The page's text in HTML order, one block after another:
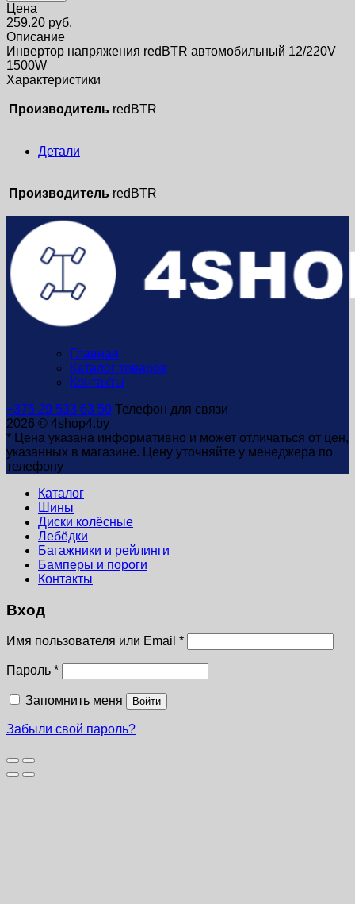
Цена
259.20 руб.
Описание
Инвертор напряжения redBTR автомобильный 12/220V
1500W
Характеристики
Производитель redBTR
Детали
Производитель redBTR
Главная
Каталог товаров
Контакты
+375 29 533 63 50 Телефон для связи
2026 © 4shop4.by
* Цена указана информативно и может отличаться от цен,
указанных в магазине. Цену уточняйте у менеджера по
телефону
Каталог
Шины
Диски колёсные
Лебёдки
Багажники и рейлинги
Бамперы и пороги
Контакты
Вход
Имя пользователя или Email *
Пароль *
Запомнить меня Войти
Забыли свой пароль?